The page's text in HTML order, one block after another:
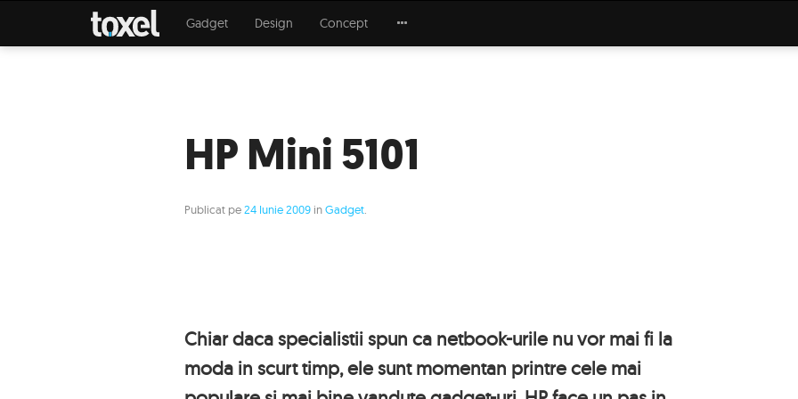
Gadget Design Concept
HP Mini 5101
Publicat pe24 Iunie 2009 inGadget
Chiar daca specialistii spun ca netbook-urile nu vor mai fi la
moda in scurt timp, ele sunt momentan printre cele mai